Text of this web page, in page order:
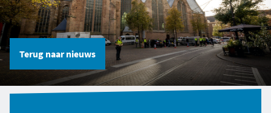
Terug naarnieuws